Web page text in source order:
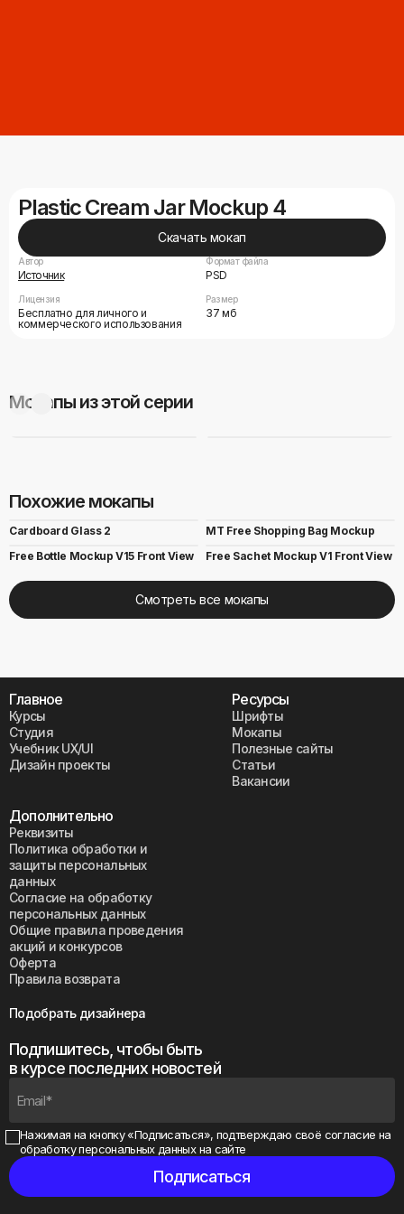
Plastic Cream Jar Mockup 4
Скачать мокап
Автор
Источник
Лицензия
Бесплатно для личного и
коммерческого использования
Формат файла
PSD
Размер
37 мб
Мокапы из этой серии
Похожие мокапы
Cardboard Glass 2
MT Free Shopping Bag Mockup
Free Bottle Mockup V15 Front View
Free Sachet Mockup V1 Front View
Смотреть все мокапы
Главное
Курсы
Студия
Учебник UX/UI
Дизайн проекты
Ресурсы
Шрифты
Мокапы
Полезные сайты
Статьи
Вакансии
Дополнительно
Реквизиты
Политика обработки и
защиты персональных
данных
Согласие на обработку
персональных данных
Общие правила проведения
акций и конкурсов
Оферта
Правила возврата
Подпишитесь, чтобы быть
в курсе последних новостей
Нажимая на кнопку «Подписаться», подтверждаю своё согласие на
обработку персональных данных на сайте
Подобрать дизайнера